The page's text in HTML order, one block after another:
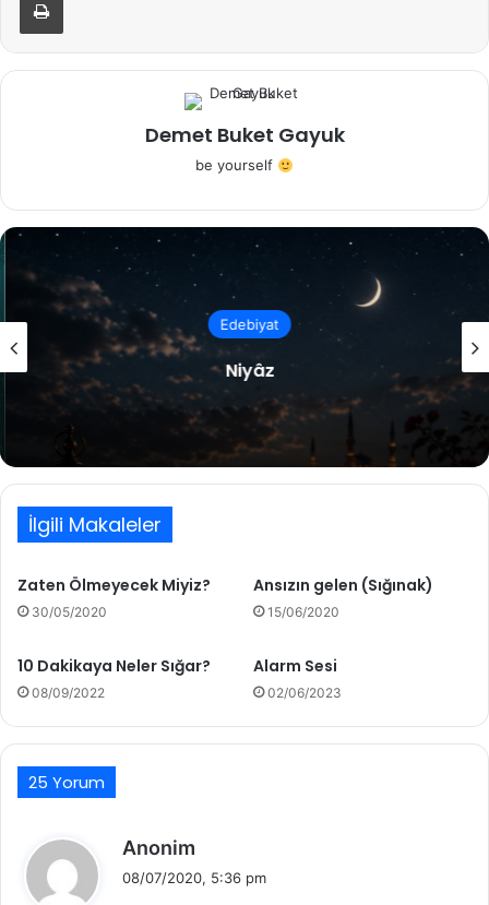
Demet Buket Gayuk
be yourself
Edebiyat
Niyâz
İlgili Makaleler
Zaten Ölmeyecek Miyiz?
30/05/2020
Ansızın gelen (Sığınak)
15/06/2020
10 Dakikaya Neler Sığar?
08/09/2022
Alarm Sesi
02/06/2023
25 Yorum
Anonim
e
08/07/2020, 5:36 pm